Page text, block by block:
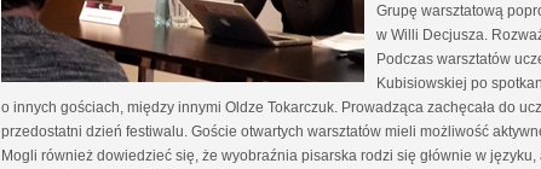
Grupę warsztatową
w Willi Decjusza.
Podczas warsztatów
Kubisiowskiej po
o innych gościach, między innymi Oldze Tokarczuk. Prowadząca zachęcała do
przedostatni dzień festiwalu. Goście otwartych warsztatów mieli możliwość
Mogli również dowiedzieć się, że wyobraźnia pisarska rodzi się głównie w